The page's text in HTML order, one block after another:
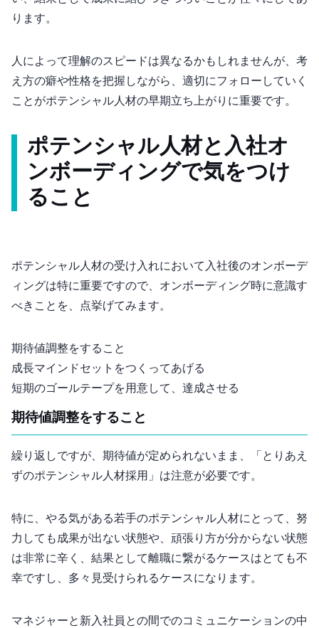
ります。
人によって理解のスピードは異なるかもしれませんが、考
え方の癖や性格を把握しながら、適切にフォローしていく
ことがポテンシャル人材の早期立ち上がりに重要です。
ポテンシャル人材と入社オ
ンボーディングで気をつけ
ること
ポテンシャル人材の受け入れにおいて入社後のオンボーデ
ィングは特に重要ですので、オンボーディング時に意識す
べきことを、3点挙げてみます。
期待値調整をすること
成長マインドセットをつくってあげる
短期のゴールテープを用意して、達成させる
1. 期待値調整をすること
繰り返しですが、期待値が定められないまま、「とりあえ
ずのポテンシャル人材採用」は注意が必要です。
特に、やる気がある若手のポテンシャル人材にとって、努
力しても成果が出ない状態や、頑張り方が分からない状態
は非常に辛く、結果として離職に繋がるケースはとても不
幸ですし、多々見受けられるケースになります。
マネジャーと新入社員との間でのコミュニケーションの中